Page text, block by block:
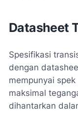
Datasheet
Spesifikasi
dengan
mempunyai
maksimal
dihantarkan